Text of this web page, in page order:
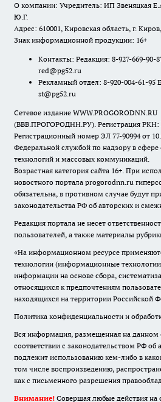
О компании: Учредитель: ИП Звеняцкая
Ю.Г.
Адрес: 610001, Кировская область, г.
Знак информационной продукции: 16+
Контакты: Редакция: 8-927-669-90-
red@pg52.ru
Рекламный отдел: 8-920-004-61-95
st@pg52.ru
Сетевое издание WWW.PROGORODNN.RU
(ВВВ.ПРОГОРОДНН.РУ). Регистрация РКН:
Регистрационный номер ЭЛ 77-90994 от
Федеральной службой по надзору в
технологий и массовых коммуникаций.
Возрастная категория сайта 16+. При
новостного портала progorodnn.ru
обязательна, в противном случае будут
законодательства РФ об авторских и
Редакция портала не несет
пользователей, а также материалы
«На информационном ресурсе
технологии (информационные
информации на основе сбора,
относящихся к предпочтениям
находящихся на территории Российской
Политика конфиденциальности и
Вся информация, размещенная на данном
соответствии с законодательством РФ об
подлежит использованию кем-либо в
том числе воспроизведению,
как с письменного разрешения
Внимание! Совершая любые действия на